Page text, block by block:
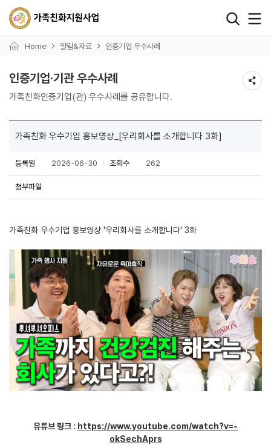
Home 알림&자료 인증기업 우수사례
인증기업·기관 우수사례
가족친화인증기업(관) 우수사례를 공유합니다.
가족친화 우수기업 홍보영상_[우리회사를 소개합니다 3화]
등록일 2026-06-30 조회수 262
첨부파일
가족친화 우수기업 홍보영상 '우리회사를 소개합니다' 3화
유튜브 링크 : https://www.youtube.com/watch?v=-
okSechAprs